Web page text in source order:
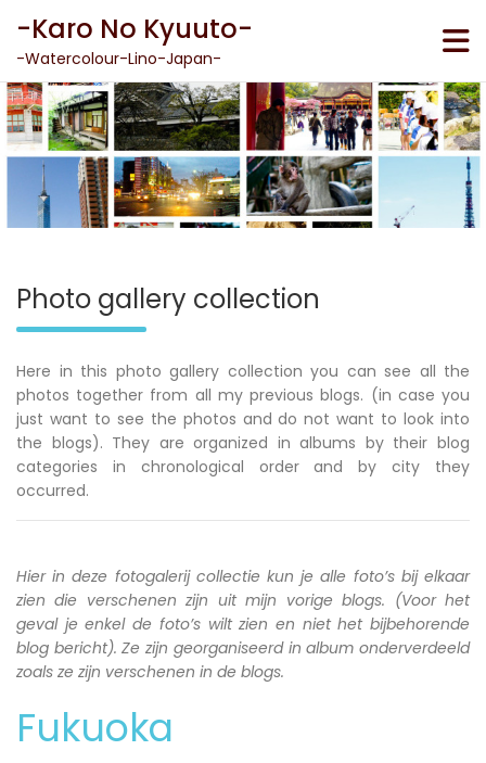
content
-Karo No Kyuuto-
-Watercolour-Lino-Japan-
Photo gallery collection
Here in this photo gallery collection you can see all the
photos together from all my previous blogs. (in case you
just want to see the photos and do not want to look into
the blogs). They are organized in albums by their blog
categories in chronological order and by city they
occurred.
Hier in deze fotogalerij collectie kun je alle foto’s bij elkaar
zien die verschenen zijn uit mijn vorige blogs. (Voor het
geval je enkel de foto’s wilt zien en niet het bijbehorende
blog bericht). Ze zijn georganiseerd in album onderverdeeld
zoals ze zijn verschenen in de blogs.
Fukuoka